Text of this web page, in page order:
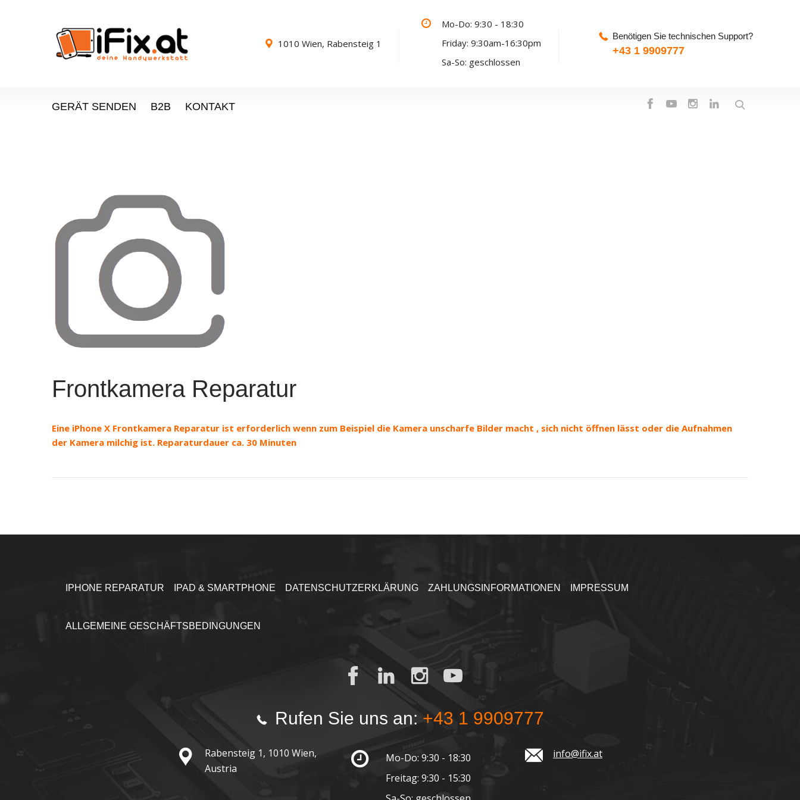
1010 Wien, Rabensteig 1
Mo-Do: 9:30 - 18:30
Friday: 9:30am-16:30pm
Sa-So: geschlossen
Benötigen Sie technischen Support?
+43 1 9909777
GERÄT SENDEN B2B KONTAKT
Frontkamera Reparatur
Eine iPhone X Frontkamera Reparatur ist erforderlich wenn zum Beispiel die Kamera unscharfe Bilder macht , sich nicht öffnen lässt oder die Aufnahmen
der Kamera milchig ist. Reparaturdauer ca. 30 Minuten
IPHONE REPARATUR IPAD & SMARTPHONE DATENSCHUTZERKLÄRUNG ZAHLUNGSINFORMATIONEN IMPRESSUM
ALLGEMEINE GESCHÄFTSBEDINGUNGEN
Rufen Sie uns an: +43 1 9909777
Rabensteig 1, 1010 Wien,
Austria
Mo-Do: 9:30 - 18:30
Freitag: 9:30 - 15:30
info@ifix.at